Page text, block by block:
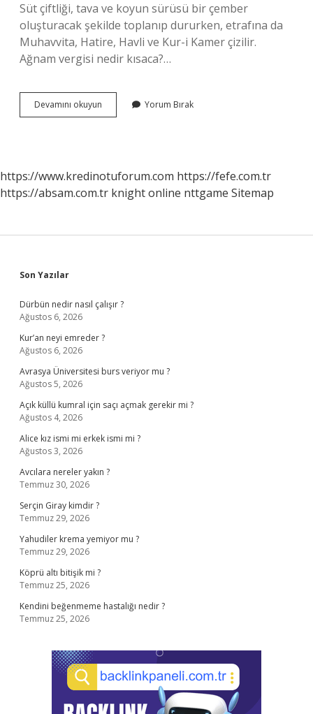
Süt çiftliği, tava ve koyun sürüsü bir çember
oluşturacak şekilde toplanıp dururken, etrafına da
Muhavvita, Hatire, Havli ve Kur-i Kamer çizilir.
Ağnam vergisi nedir kısaca?…
Devamını okuyun
Resmi
Yorum Bırak
https://www.kredinotuforum.com https://fefe.com.tr
https://absam.com.tr knight online nttgame Sitemap
Sidebar
Son Yazılar
Dürbün nedir nasıl çalışır ?
Ağustos 6, 2026
Kur’an neyi emreder ?
Ağustos 6, 2026
Avrasya Üniversitesi burs veriyor mu ?
Ağustos 5, 2026
Açık küllü kumral için saçı açmak gerekir mi ?
Ağustos 4, 2026
Alice kız ismi mi erkek ismi mi ?
Ağustos 3, 2026
Avcılara nereler yakın ?
Temmuz 30, 2026
Serçin Giray kimdir ?
Temmuz 29, 2026
Yahudiler krema yemiyor mu ?
Temmuz 29, 2026
Köprü altı bitişik mi ?
Temmuz 25, 2026
Kendini beğenmeme hastalığı nedir ?
Temmuz 25, 2026